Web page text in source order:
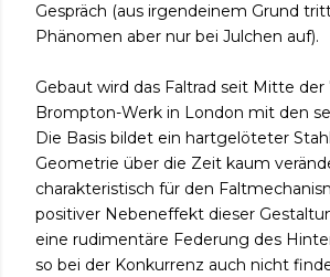
Gespräch (aus irgendeinem Grund
Phänomen aber nur bei Julchen auf).
Gebaut wird das Faltrad seit Mitte
Brompton-Werk in London mit den
Die Basis bildet ein hartgelöteter
Geometrie über die Zeit kaum
charakteristisch für den
positiver Nebeneffekt dieser
eine rudimentäre Federung des
so bei der Konkurrenz auch nicht